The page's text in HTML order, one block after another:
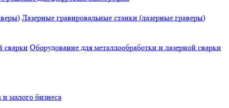
Лазерные гравировальные станки (лазерные граверы)
Оборудование для металлообработки и лазерной сварки
малого бизнеса